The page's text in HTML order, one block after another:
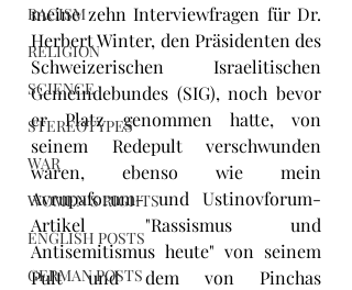
RACISM
RELIGION
SCIENCE
STEREOTYPES
WAR
WOMEN'S RIGHTS
ENGLISH POSTS
GERMAN POSTS
meine zehn Interviewfragen für Dr.
Herbert Winter, den Präsidenten des
Schweizerischen Israelitischen
Gemeindebundes (SIG), noch bevor
er Platz genommen hatte, von
seinem Redepult verschwunden
waren, ebenso wie mein
Avrupaforum- und Ustinovforum-
Artikel "Rassismus und
Antisemitismus heute" von seinem
Pult und dem von Pinchas